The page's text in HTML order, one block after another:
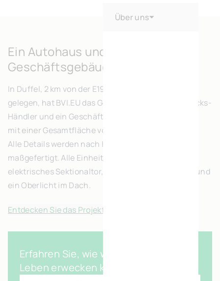
Über uns
Ein Autohaus und ein
Geschäftsgebäude
In Duffel, 2 km von der E19 an der Ausfahrt Rumst
gelegen, hat BVI.EU das Gebäude für den Volvo Trucks-
Händler und ein Geschäftsgebäude mit 6 Einheiten
mit einer Gesamtfläche von 25 000 m² errichtet.
Alle Details werden nach Kundenwunsch
maßgefertigt. Alle Einheiten verfügen über ein
elektrisches Sektionaltor, Fenster im Erdgeschoss und
ein Oberlicht im Dach.
Entdecken Sie das Projekt in Bildern
Erfahren Sie, wie wir Ihre Vision zum
Leben erwecken können